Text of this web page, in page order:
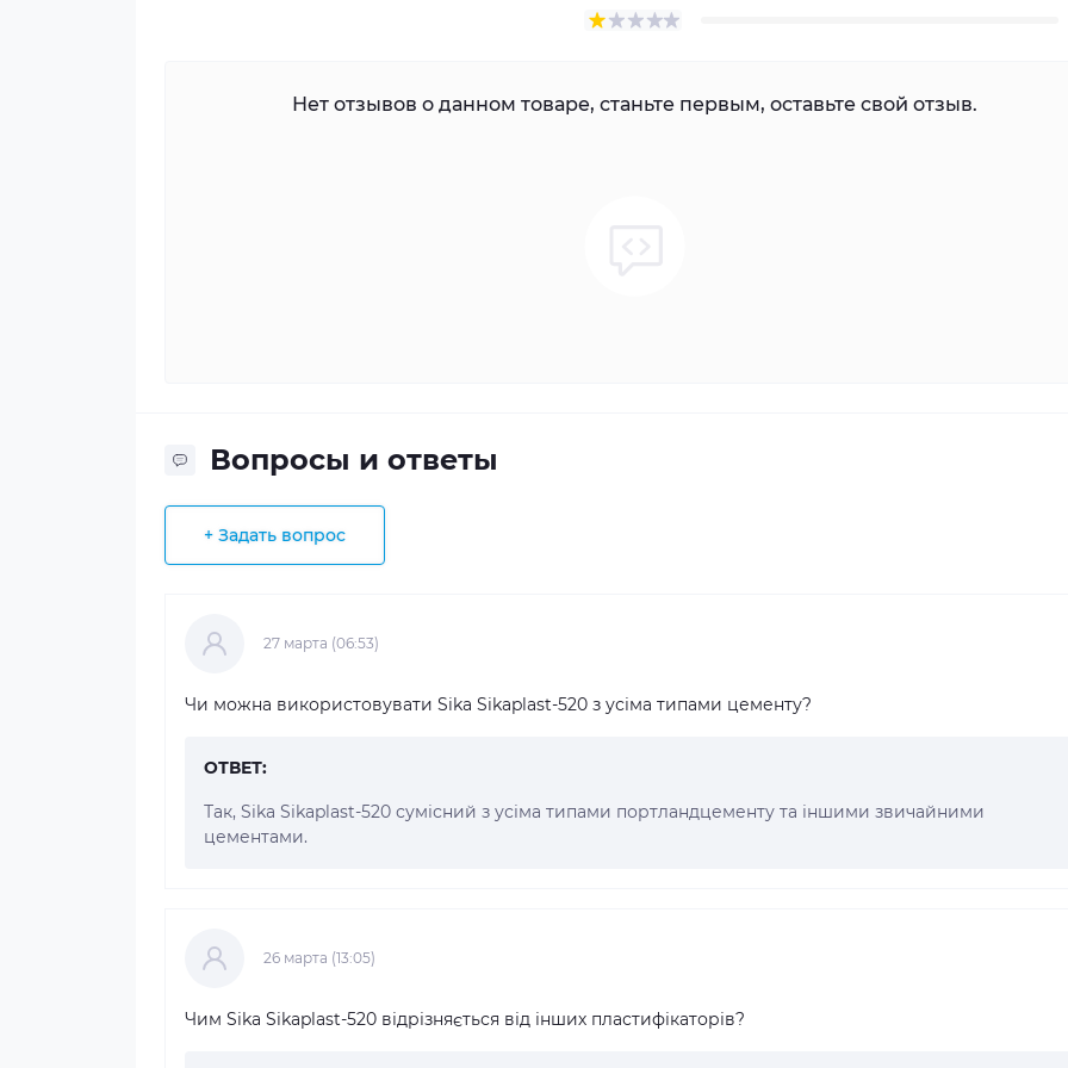
Нет отзывов о данном товаре, станьте первым, оставьте свой отзыв.
Вопросы и ответы
+ Задать вопрос
27 марта (06:53)
Чи можна використовувати Sika Sikaplast-520 з усіма типами цементу?
ОТВЕТ:
Так, Sika Sikaplast-520 сумісний з усіма типами портландцементу та іншими звичайними
цементами.
26 марта (13:05)
Чим Sika Sikaplast-520 відрізняється від інших пластифікаторів?